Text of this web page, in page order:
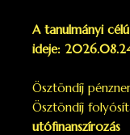
A tanulmányi
ideje:
Ösztöndíj
Ösztöndíj
utófinanszírozás